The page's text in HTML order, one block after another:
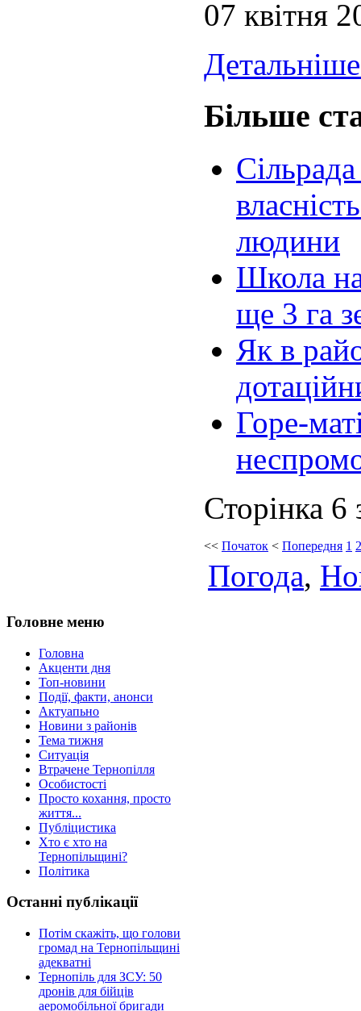
07 квітня
Більше
людини
Школа
ще 3 га
Як в
Горе-
Сторінка 6
<< Початок < Попередня 1 2
Погода,
Головне меню
Головна
Акценти дня
Топ-новини
Події, факти, анонси
Актуапьно
Новини з районів
Тема тижня
Ситуація
Втрачене Тернопілля
Особистості
Просто кохання, просто
життя...
Публіцистика
Хто є хто на
Тернопільщині?
Політика
Останні публікації
Потім скажіть, що голови
громад на Тернопільщині
адекватні
Тернопіль для ЗСУ: 50
дронів для бійців
аеромобільної бригади